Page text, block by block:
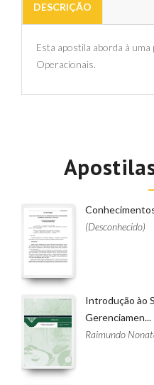
DESCRIÇÃO
Esta apostila aborda à uma
Operacionais.
(Desconhecido)
Introdução ào
Gerenciamen...
Raimundo